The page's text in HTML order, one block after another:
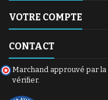
VOTRE COMPTE
CONTACT
Marchand approuvé par la
vérifier.